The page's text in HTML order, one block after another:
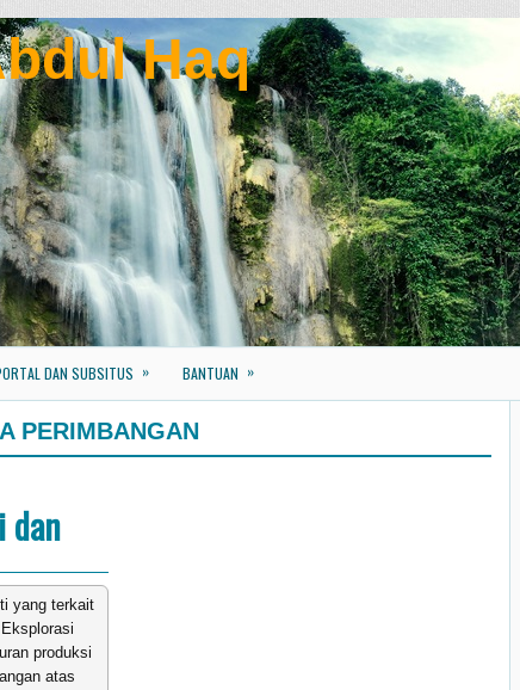
Haq
DAN SUBSITUS » BANTUAN »
PERIMBANGAN
dan
yang terkait
produksi
atas